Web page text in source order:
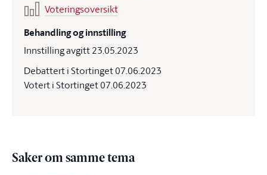
Voteringsoversikt
Behandling og innstilling
Innstilling avgitt 23.05.2023
Debattert i Stortinget 07.06.2023
Votert i Stortinget 07.06.2023
Saker om samme tema